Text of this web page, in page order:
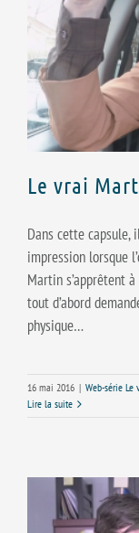
Le vrai
Dans cette
impression lorsque
Martin s’apprêtent
tout d’abord
physique…
16 mai 2016 | Web-série Le
Lire la suite